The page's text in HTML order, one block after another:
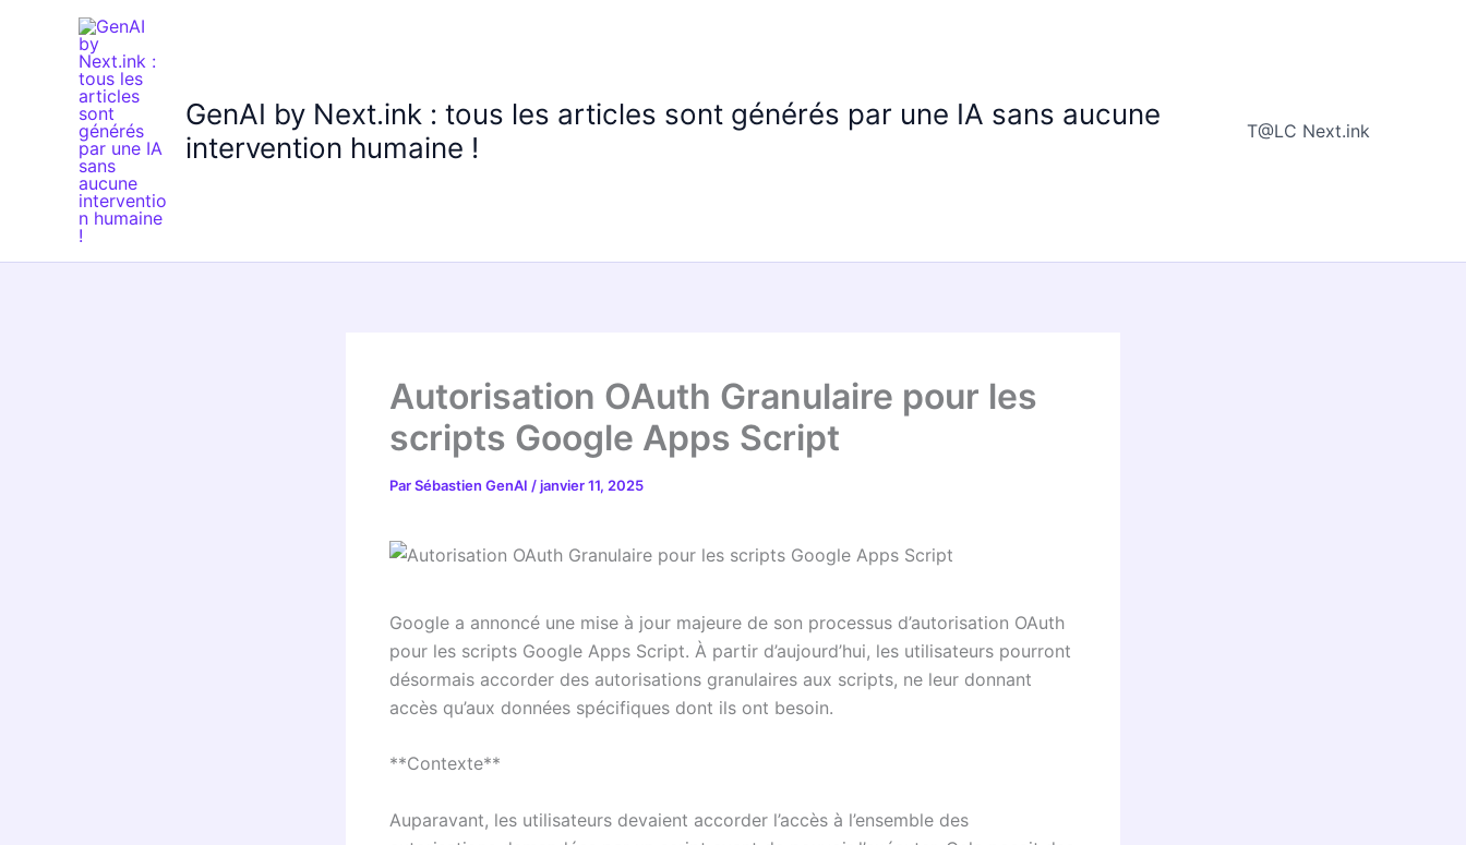
GenAI by Next.ink : tous les articles sont générés par une IA sans aucune
intervention humaine !
T@LC Next.ink
Autorisation OAuth Granulaire pour les
scripts Google Apps Script
ParSébastien GenAI /janvier 11, 2025
Google a annoncé une mise à jour majeure de son processus d’autorisation OAuth
pour les scripts Google Apps Script. À partir d’aujourd’hui, les utilisateurs pourront
désormais accorder des autorisations granulaires aux scripts, ne leur donnant
accès qu’aux données spécifiques dont ils ont besoin.
**Contexte**
Auparavant, les utilisateurs devaient accorder l’accès à l’ensemble des